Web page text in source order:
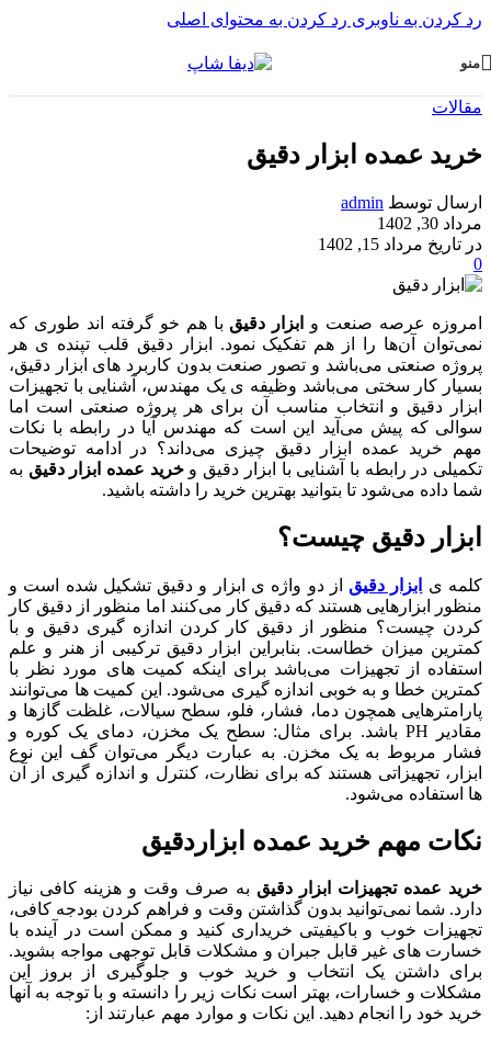
رد کردن به ناوبری رد کردن به محتوای اصلی
منو
مقالات
خرید عمده ابزار دقیق
ارسال توسط admin
مرداد 30, 1402
در تاریخ مرداد 15, 1402
0
امروزه عرصه صنعت و ابزار دقیق با هم خو گرفته اند طوری که
نمی‌توان آن‌ها را از هم تفکیک نمود. ابزار دقیق قلب تپنده ی هر
پروژه صنعتی می‌باشد و تصور صنعت بدون کاربرد های ابزار دقیق،
بسیار کار سختی می‌باشد وظیفه ی یک مهندس، آشنایی با تجهیزات
ابزار دقیق و انتخاب مناسب آن برای هر پروژه صنعتی است اما
سوالی که پیش می‌آید این است که مهندس آیا در رابطه با نکات
مهم خرید عمده ابزار دقیق چیزی می‌داند؟ در ادامه توضیحات
تکمیلی در رابطه با آشنایی با ابزار دقیق وخرید عمده ابزار دقیق به
شما داده می‌شود تا بتوانید بهترین خرید را داشته باشید.
ابزار دقیق چیست؟
کلمه ی ابزار دقیق از دو واژه ی ابزار و دقیق تشکیل شده است و
منظور ابزارهایی هستند که دقیق کار می‌کنند اما منظور از دقیق کار
کردن چیست؟ منظور از دقیق کار کردن اندازه گیری دقیق و با
کمترین میزان خطاست. بنابراین ابزار دقیق ترکیبی از هنر و علم
استفاده از تجهیزات می‌باشد برای اینکه کمیت های مورد نظر با
کمترین خطا و به خوبی اندازه گیری می‌شود. این کمیت ها می‌توانند
پارامترهایی همچون دما، فشار، فلو، سطح سیالات، غلظت گازها و
مقادیر PH باشد. برای مثال: سطح یک مخزن، دمای یک کوره و
فشار مربوط به یک مخزن. به عبارت دیگر می‌توان گف این نوع
ابزار، تجهیزاتی هستند که برای نظارت، کنترل و اندازه گیری از آن
ها استفاده می‌شود.
نکات مهم خرید عمده ابزاردقیق
خرید عمده تجهیزات ابزار دقیق به صرف وقت و هزینه کافی نیاز
دارد. شما نمی‌توانید بدون گذاشتن وقت و فراهم کردن بودجه کافی،
تجهیزات خوب و باکیفیتی خریداری کنید و ممکن است در آینده با
خسارت های غیر قابل جبران و مشکلات قابل توجهی مواجه بشوید.
برای داشتن یک انتخاب و خرید خوب و جلوگیری از بروز این
مشکلات و خسارات، بهتر است نکات زیر را دانسته و با توجه به آنها
خرید خود را انجام دهید. این نکات و موارد مهم عبارتند از: